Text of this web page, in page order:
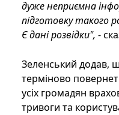
дуже неприємна
підготовку такого
Є дані розвідки", -
Зеленський додав,
терміново
усіх громадян
тривоги та